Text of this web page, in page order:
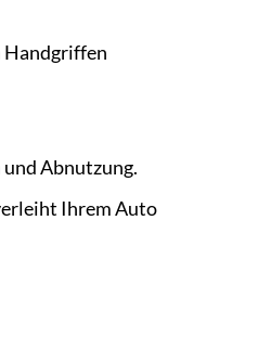
Handgriffen
Abnutzung.
Ihrem Auto